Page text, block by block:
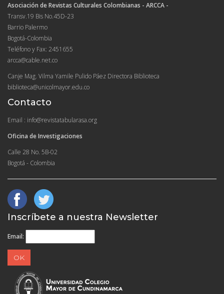
Asociación de Revistas Culturales Colombianas - ARCCA -
Transv.19 Bis No.45D-23
Barrio Palermo
Bogotá-Colombia
Teléfono y Fax: 2451655
arcca@cable.net.co
Canje Mag. Vilma Yamile Pulido Páez Directora Biblioteca
biblioteca@unicolmayor.edu.co
Contacto
Email : info@revistatabularasa.org
Oficina de Investigaciones
Calle 28 No. 5B-02
Bogotá - Colombia
Inscríbete a nuestra Newsletter
Email: